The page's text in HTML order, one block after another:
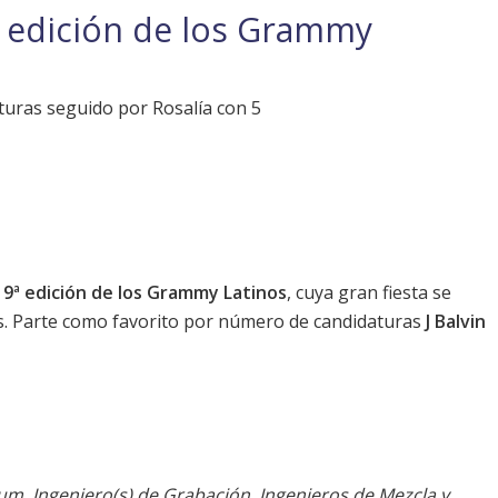
de los Grammy
seguido por Rosalía con 5
edición de los Grammy Latinos, cuya gran fiesta se
Parte como favorito por número de candidaturas J Balvin